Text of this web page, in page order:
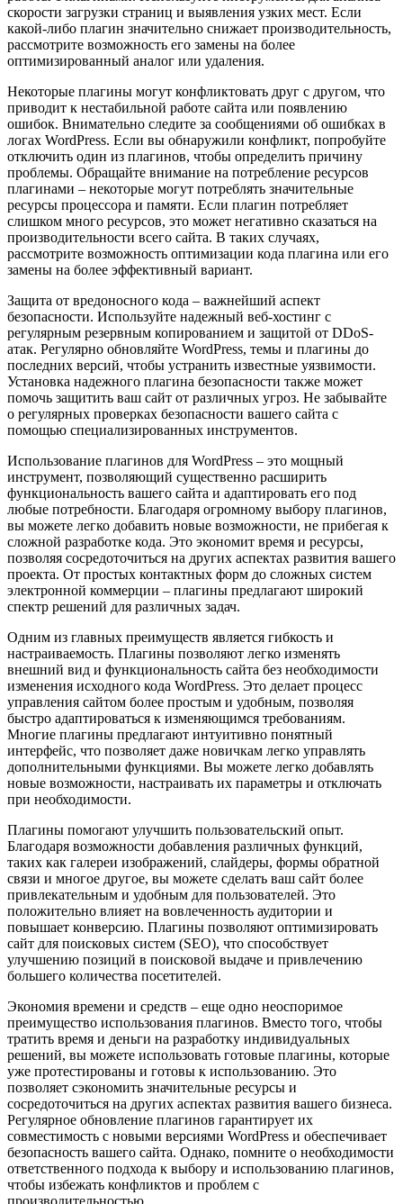
скорости загрузки страниц и выявления узких мест. Если
какой-либо плагин значительно снижает производительность,
рассмотрите возможность его замены на более
оптимизированный аналог или удаления.
Некоторые плагины могут конфликтовать друг с другом, что
приводит к нестабильной работе сайта или появлению
ошибок. Внимательно следите за сообщениями об ошибках в
логах WordPress. Если вы обнаружили конфликт, попробуйте
отключить один из плагинов, чтобы определить причину
проблемы. Обращайте внимание на потребление ресурсов
плагинами – некоторые могут потреблять значительные
ресурсы процессора и памяти. Если плагин потребляет
слишком много ресурсов, это может негативно сказаться на
производительности всего сайта. В таких случаях,
рассмотрите возможность оптимизации кода плагина или его
замены на более эффективный вариант.
Защита от вредоносного кода – важнейший аспект
безопасности. Используйте надежный веб-хостинг с
регулярным резервным копированием и защитой от DDoS-
атак. Регулярно обновляйте WordPress, темы и плагины до
последних версий, чтобы устранить известные уязвимости.
Установка надежного плагина безопасности также может
помочь защитить ваш сайт от различных угроз. Не забывайте
о регулярных проверках безопасности вашего сайта с
помощью специализированных инструментов.
Использование плагинов для WordPress – это мощный
инструмент, позволяющий существенно расширить
функциональность вашего сайта и адаптировать его под
любые потребности. Благодаря огромному выбору плагинов,
вы можете легко добавить новые возможности, не прибегая к
сложной разработке кода. Это экономит время и ресурсы,
позволяя сосредоточиться на других аспектах развития вашего
проекта. От простых контактных форм до сложных систем
электронной коммерции – плагины предлагают широкий
спектр решений для различных задач.
Одним из главных преимуществ является гибкость и
настраиваемость. Плагины позволяют легко изменять
внешний вид и функциональность сайта без необходимости
изменения исходного кода WordPress. Это делает процесс
управления сайтом более простым и удобным, позволяя
быстро адаптироваться к изменяющимся требованиям.
Многие плагины предлагают интуитивно понятный
интерфейс, что позволяет даже новичкам легко управлять
дополнительными функциями. Вы можете легко добавлять
новые возможности, настраивать их параметры и отключать
при необходимости.
Плагины помогают улучшить пользовательский опыт.
Благодаря возможности добавления различных функций,
таких как галереи изображений, слайдеры, формы обратной
связи и многое другое, вы можете сделать ваш сайт более
привлекательным и удобным для пользователей. Это
положительно влияет на вовлеченность аудитории и
повышает конверсию. Плагины позволяют оптимизировать
сайт для поисковых систем (SEO), что способствует
улучшению позиций в поисковой выдаче и привлечению
большего количества посетителей.
Экономия времени и средств – еще одно неоспоримое
преимущество использования плагинов. Вместо того, чтобы
тратить время и деньги на разработку индивидуальных
решений, вы можете использовать готовые плагины, которые
уже протестированы и готовы к использованию. Это
позволяет сэкономить значительные ресурсы и
сосредоточиться на других аспектах развития вашего бизнеса.
Регулярное обновление плагинов гарантирует их
совместимость с новыми версиями WordPress и обеспечивает
безопасность вашего сайта. Однако, помните о необходимости
ответственного подхода к выбору и использованию плагинов,
чтобы избежать конфликтов и проблем с